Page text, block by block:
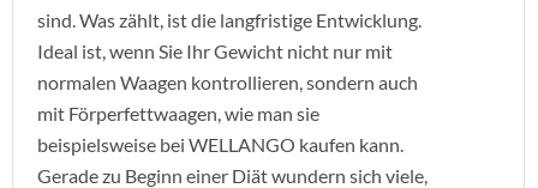
sind. Was zählt, ist die langfristige Entwicklung.
Ideal ist, wenn Sie Ihr Gewicht nicht nur mit
normalen Waagen kontrollieren, sondern auch
mit Förperfettwaagen, wie man sie
beispielsweise bei WELLANGO kaufen kann.
Gerade zu Beginn einer Diät wundern sich viele,